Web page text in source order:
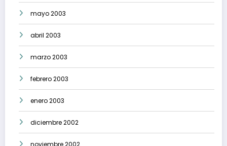
mayo 2003
abril 2003
marzo 2003
febrero 2003
enero 2003
diciembre 2002